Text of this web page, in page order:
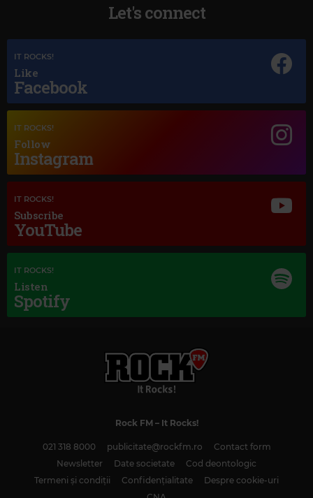
Magic Jazz
Magic Classic Music
Let's connect
IT ROCKS!
Like
Facebook
IT ROCKS!
Follow
Instagram
IT ROCKS!
Subscribe
YouTube
IT ROCKS!
Listen
Spotify
Rock FM– It Rocks!
021 318 8000 publicitate@rockfm.ro
Contact form
Newsletter
Date societate
Cod deontologic
Termeni și condiții
Confidențialitate
Despre cookie-uri